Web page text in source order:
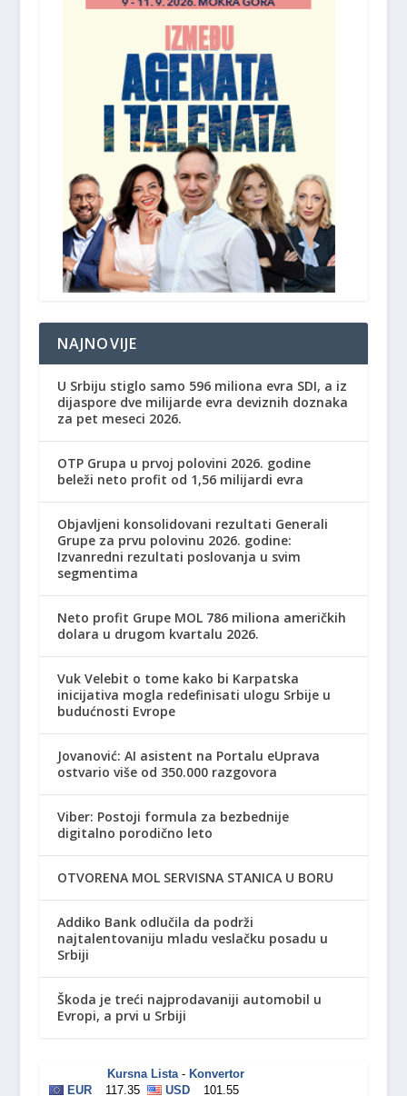
NAJNOVIJE
U Srbiju stiglo samo 596 miliona evra SDI, a iz
dijaspore dve milijarde evra deviznih doznaka
za pet meseci 2026.
OTP Grupa u prvoj polovini 2026. godine
beleži neto profit od 1,56 milijardi evra
Objavljeni konsolidovani rezultati Generali
Grupe za prvu polovinu 2026. godine:
Izvanredni rezultati poslovanja u svim
segmentima
Neto profit Grupe MOL 786 miliona američkih
dolara u drugom kvartalu 2026.
Vuk Velebit o tome kako bi Karpatska
inicijativa mogla redefinisati ulogu Srbije u
budućnosti Evrope
Jovanović: AI asistent na Portalu eUprava
ostvario više od 350.000 razgovora
Viber: Postoji formula za bezbednije
digitalno porodično leto
OTVORENA MOL SERVISNA STANICA U BORU
Addiko Bank odlučila da podrži
najtalentovaniju mladu veslačku posadu u
Srbiji
Škoda je treći najprodavaniji automobil u
Evropi, a prvi u Srbiji